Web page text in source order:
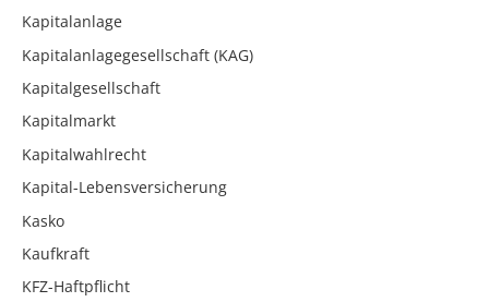
Kapitalanlage
Kapitalanlagegesellschaft (KAG)
Kapitalgesellschaft
Kapitalmarkt
Kapitalwahlrecht
Kapital-Lebensversicherung
Kasko
Kaufkraft
KFZ-Haftpflicht